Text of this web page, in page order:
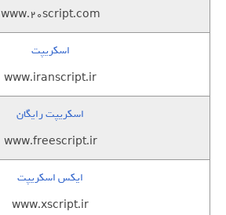
www.20script.com
اسکریپت
www.iranscript.ir
اسکریپت رایگان
www.freescript.ir
ایکس اسکریپت
www.xscript.ir